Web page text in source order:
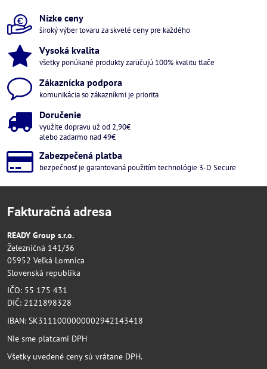
Nízke ceny
široký výber tovaru za skvelé ceny pre každého
Vysoká kvalita
všetky ponúkané produkty zaručujú 100% kvalitu tlače
Zákaznícka podpora
komunikácia so zákazníkmi je priorita
Doručenie
využite dopravu už od 2,90€
alebo zadarmo nad 49€
Zabezpečená platba
bezpečnosť je garantovaná použitím technológie 3-D Secure
Fakturačná adresa
READY Group s.r.o.
Železničná 141/36
05952 Veľká Lomnica
Slovenská republika
IČO: 55 175 431
DIČ: 2121898328
IBAN: SK3111000000002942143418
Nie sme platcami DPH
Všetky uvedené ceny sú vrátane DPH.